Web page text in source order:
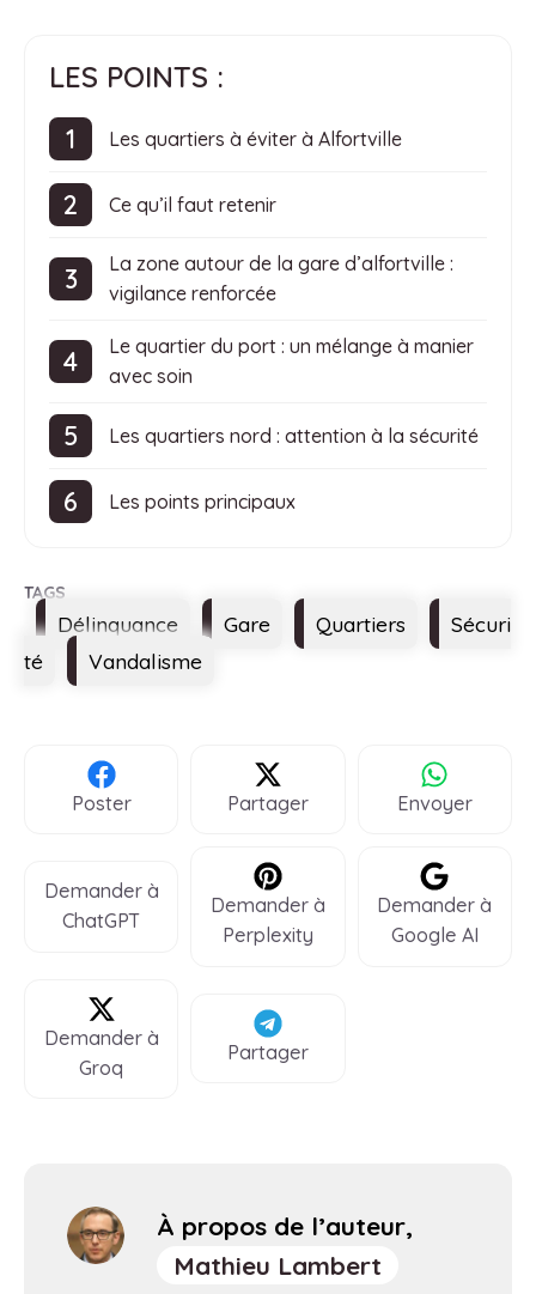
LES POINTS :
Les quartiers à éviter à Alfortville
Ce qu’il faut retenir
La zone autour de la gare d’alfortville :
vigilance renforcée
Le quartier du port : un mélange à manier
avec soin
Les quartiers nord : attention à la sécurité
Les points principaux
Délinquance Gare Quartiers
Sécuri
té
Vandalisme
Poster Partager Envoyer
Demander à
ChatGPT
Demander à
Perplexity
Demander à
Google AI
Demander à
Groq
Partager
À propos de l’auteur,
Mathieu Lambert